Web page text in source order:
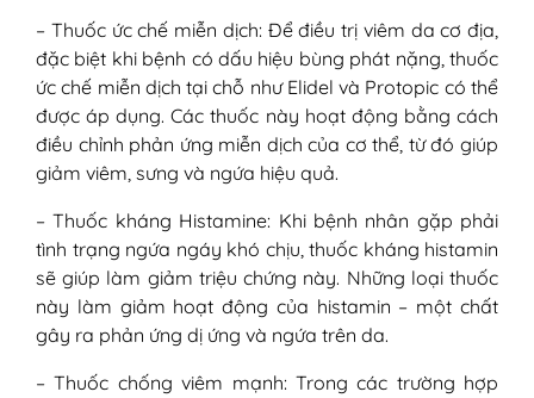
– Thuốc ức chế miễn dịch: Để điều trị viêm da cơ địa,
đặc biệt khi bệnh có dấu hiệu bùng phát nặng, thuốc
ức chế miễn dịch tại chỗ như Elidel và Protopic có thể
được áp dụng. Các thuốc này hoạt động bằng cách
điều chỉnh phản ứng miễn dịch của cơ thể, từ đó giúp
giảm viêm, sưng và ngứa hiệu quả.
– Thuốc kháng Histamine: Khi bệnh nhân gặp phải
tình trạng ngứa ngáy khó chịu, thuốc kháng histamin
sẽ giúp làm giảm triệu chứng này. Những loại thuốc
này làm giảm hoạt động của histamin – một chất
gây ra phản ứng dị ứng và ngứa trên da.
– Thuốc chống viêm mạnh: Trong các trường hợp